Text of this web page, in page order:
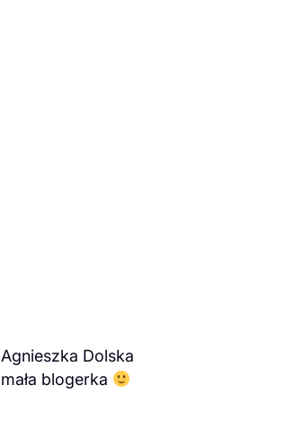
Agnieszka Dolska
mała blogerka